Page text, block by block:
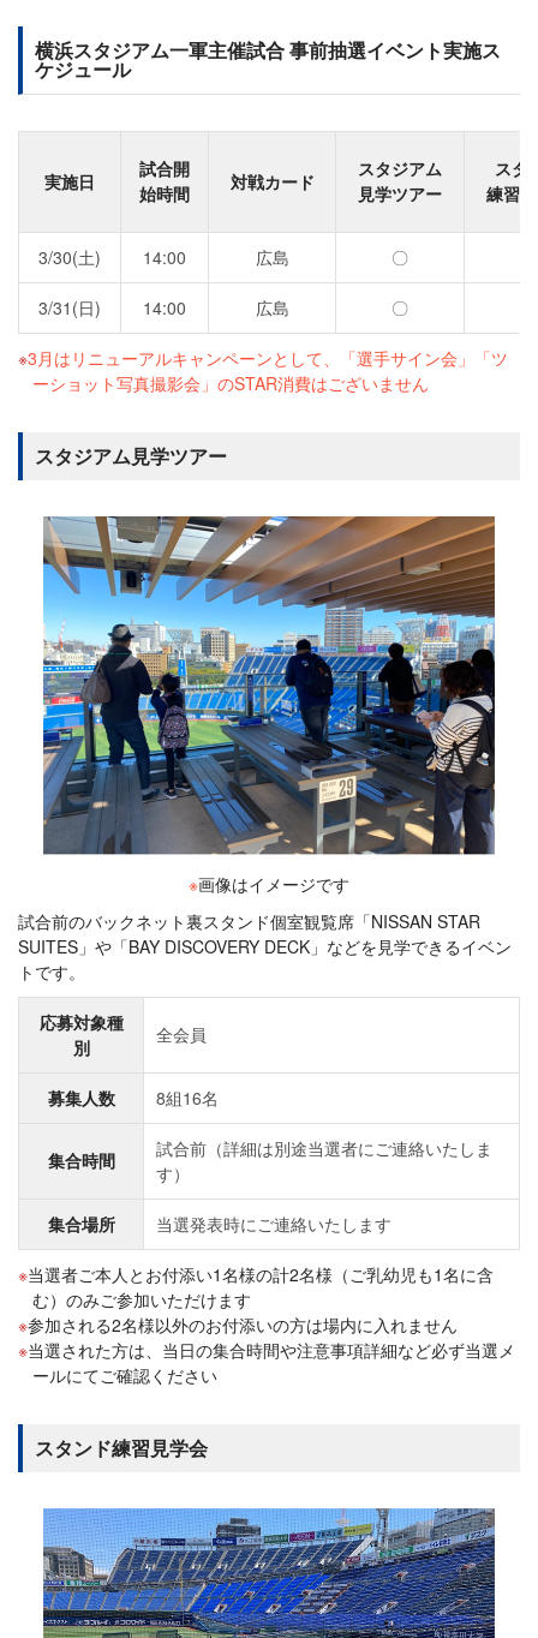
横浜スタジアム一軍主催試合 事前抽選イベント実施ス
ケジュール
実施日
試合開
始時間
対戦カード
スタジアム
見学ツアー
スタ
練習
3/30(土) 14:00 広島 〇
3/31(日) 14:00 広島 〇
3月はリニューアルキャンペーンとして、「選手サイン会」「ツ
ーショット写真撮影会」のSTAR消費はございません
スタジアム見学ツアー
※画像はイメージです
試合前のバックネット裏スタンド個室観覧席「NISSAN STAR
SUITES」や「BAY DISCOVERY DECK」などを見学できるイベン
トです。
応募対象種
別
全会員
募集人数 8組16名
集合時間
試合前（詳細は別途当選者にご連絡いたしま
す）
集合場所 当選発表時にご連絡いたします
当選者ご本人とお付添い1名様の計2名様（ご乳幼児も1名に含
む）のみご参加いただけます
参加される2名様以外のお付添いの方は場内に入れません
当選された方は、当日の集合時間や注意事項詳細など必ず当選メ
ールにてご確認ください
スタンド練習見学会